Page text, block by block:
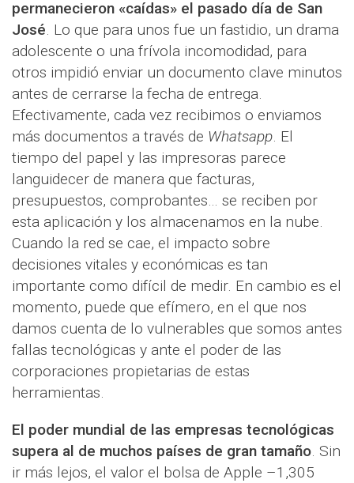
permanecieron «caídas» el pasado día de San
José. Lo que para unos fue un fastidio, un drama
adolescente o una frívola incomodidad, para
otros impidió enviar un documento clave minutos
antes de cerrarse la fecha de entrega.
Efectivamente, cada vez recibimos o enviamos
más documentos a través de Whatsapp. El
tiempo del papel y las impresoras parece
languidecer de manera que facturas,
presupuestos, comprobantes… se reciben por
esta aplicación y los almacenamos en la nube.
Cuando la red se cae, el impacto sobre
decisiones vitales y económicas es tan
importante como difícil de medir. En cambio es el
momento, puede que efímero, en el que nos
damos cuenta de lo vulnerables que somos antes
fallas tecnológicas y ante el poder de las
corporaciones propietarias de estas
herramientas.
El poder mundial de las empresas tecnológicas
supera al de muchos países de gran tamaño. Sin
ir más lejos, el valor el bolsa de Apple –1,305